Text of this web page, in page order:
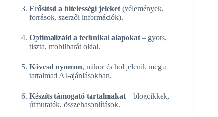
Erősítsd a hitelességi jeleket (vélemények,
források, szerzői információk).
Optimalizáld a technikai alapokat – gyors,
tiszta, mobilbarát oldal.
Kövesd nyomon, mikor és hol jelenik meg a
tartalmad AI-ajánlásokban.
Készíts támogató tartalmakat – blogcikkek,
útmutatók, összehasonlítások.